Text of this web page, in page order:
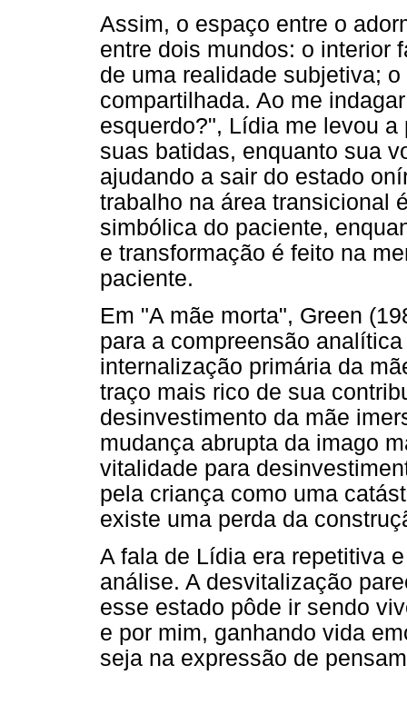
Assim, o espaço entre o
entre dois mundos: o interior
de uma realidade subjetiva;
compartilhada. Ao me
esquerdo?", Lídia me levou
suas batidas, enquanto sua
ajudando a sair do estado
trabalho na área transicional
simbólica do paciente,
e transformação é feito na
paciente.
Em "A mãe morta", Green
para a compreensão
internalização primária da
traço mais rico de sua
desinvestimento da mãe
mudança abrupta da imago
vitalidade para
pela criança como uma
existe uma perda da
A fala de Lídia era repetitiva
análise. A desvitalização
esse estado pôde ir sendo
e por mim, ganhando vida
seja na expressão de